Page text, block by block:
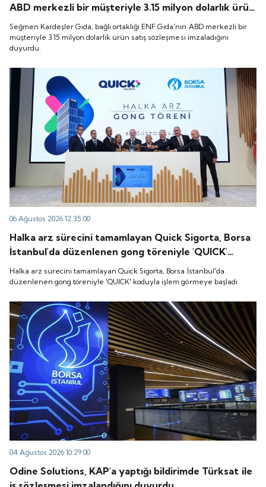
ABD merkezli bir müşteriyle 3.15 milyon dolarlık ürün
satış sözleşmesi imzaladığını duyurdu.
Seğmen Kardeşler Gıda, bağlı ortaklığı ENF Gıda'nın ABD merkezli bir
müşteriyle 3.15 milyon dolarlık ürün satış sözleşmesi imzaladığını
duyurdu.
06 Ağustos 2026 12:35:00
Halka arz sürecini tamamlayan Quick Sigorta, Borsa
İstanbul'da düzenlenen gong töreniyle 'QUICK'
koduyla işlem görmeye başladı.
Halka arz sürecini tamamlayan Quick Sigorta, Borsa İstanbul'da
düzenlenen gong töreniyle 'QUICK' koduyla işlem görmeye başladı.
04 Ağustos 2026 10:29:00
Odine Solutions, KAP'a yaptığı bildirimde Türksat ile